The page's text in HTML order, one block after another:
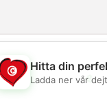
💖
Hitta din
Ladda ner vår